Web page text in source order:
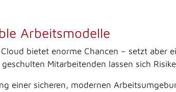
Arbeitsmodelle
bietet enorme Chancen – setzt aber
Mitarbeitenden lassen sich
einer sicheren, modernen